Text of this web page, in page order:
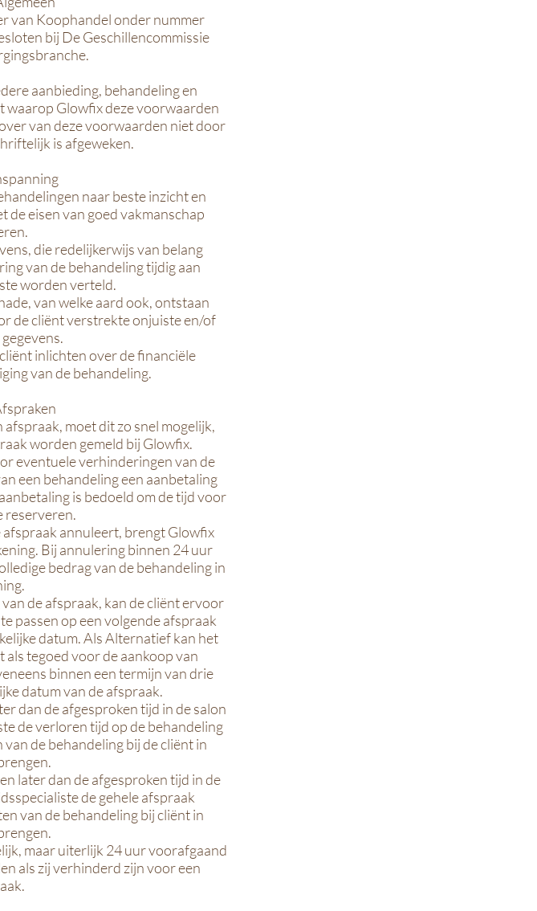
van Koophandel onder nummer
bij De Geschillencommissie
aanbieding, behandeling en
waarop Glowfix deze voorwaarden
van deze voorwaarden niet door
is afgeweken.
naar beste inzicht en
de eisen van goed vakmanschap
die redelijkerwijs van belang
van de behandeling tijdig aan
worden verteld.
van welke aard ook, ontstaan
de cliënt verstrekte onjuiste en/of
inlichten over de financiële
van de behandeling.
moet dit zo snel mogelijk,
worden gemeld bij Glowfix.
eventuele verhinderingen van de
een behandeling een aanbetaling
is bedoeld om de tijd voor
reserveren.
annuleert, brengt Glowfix
Bij annulering binnen 24 uur
bedrag van de behandeling in
de afspraak, kan de cliënt ervoor
passen op een volgende afspraak
datum. Als Alternatief kan het
tegoed voor de aankoop van
binnen een termijn van drie
datum van de afspraak.
dan de afgesproken tijd in de salon
de verloren tijd op de behandeling
de behandeling bij de cliënt in
later dan de afgesproken tijd in de
de gehele afspraak
van de behandeling bij cliënt in
maar uiterlijk 24 uur voorafgaand
als zij verhinderd zijn voor een